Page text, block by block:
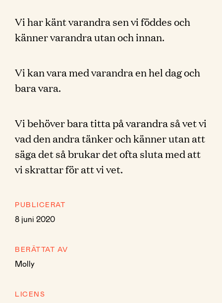
Vi har känt varandra sen vi föddes och
känner varandra utan och innan.
Vi kan vara med varandra en hel dag och
bara vara.
Vi behöver bara titta på varandra så vet vi
vad den andra tänker och känner utan att
säga det så brukar det ofta sluta med att
vi skrattar för att vi vet.
PUBLICERAT
8 juni 2020
BERÄTTAT AV
Molly
LICENS